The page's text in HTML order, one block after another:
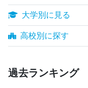
大学別に見る
高校別に探す
過去ランキング